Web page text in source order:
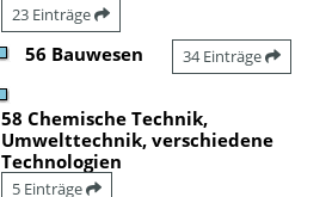
23 Einträge
56 Bauwesen 34 Einträge
58 Chemische Technik,
Umwelttechnik, verschiedene
Technologien
5 Einträge